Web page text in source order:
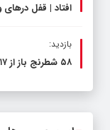
افتاد | قفل
بازدید:
۵۸ شطرنج‌ باز از ۱۷ استان در حال رقابت در گلمکان